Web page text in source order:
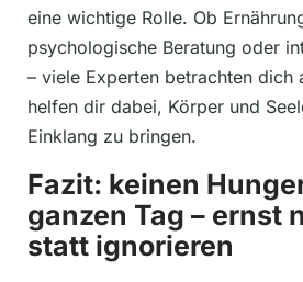
eine wichtige Rolle. Ob
psychologische Beratung oder
– viele Experten betrachten dich
helfen dir dabei, Körper und
Einklang zu bringen.
Fazit: keinen
ganzen Tag – ernst
statt ignorieren